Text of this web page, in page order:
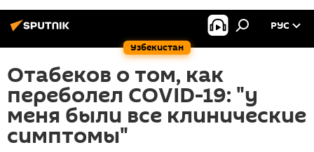
Узбекистан
РУС
Отабеков о том, как
переболел COVID-19: "у
меня были все клинические
симптомы"